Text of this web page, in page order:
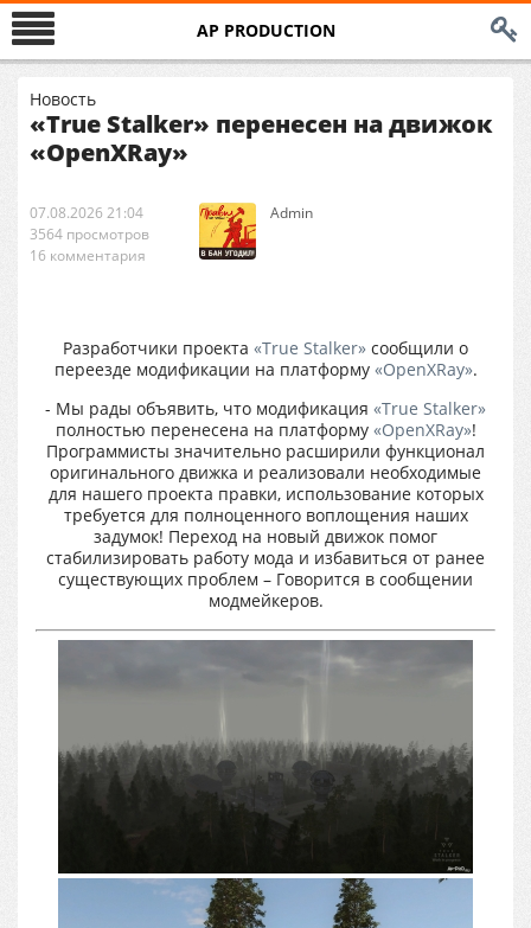
AP PRODUCTION
Новость
«True Stalker» перенесен на движок
«OpenXRay»
07.08.2026 21:04
3564 просмотров
16 комментария
Аdmin
Разработчики проекта «True Stalker» сообщили о
переезде модификации на платформу «OpenXRay».
- Мы рады объявить, что модификация «True Stalker»
полностью перенесена на платформу «OpenXRay»!
Программисты значительно расширили функционал
оригинального движка и реализовали необходимые
для нашего проекта правки, использование которых
требуется для полноценного воплощения наших
задумок! Переход на новый движок помог
стабилизировать работу мода и избавиться от ранее
существующих проблем – Говорится в сообщении
модмейкеров.